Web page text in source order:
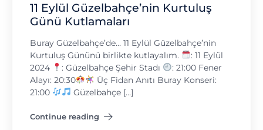
11 Eylül Güzelbahçe’nin Kurtuluş
Günü Kutlamaları
Buray Güzelbahçe’de… 11 Eylül Güzelbahçe’nin
Kurtuluş Gününü birlikte kutlayalım.
: 11 Eylül
2024
: Güzelbahçe Şehir Stadı
: 21:00 Fener
Alayı: 20:30
Üç Fidan Anıtı Buray Konseri:
21:00
Güzelbahçe […]
Continue reading
"11 Eylül Güzelbahçe’nin Kurtuluş Günü Kutlamaları"